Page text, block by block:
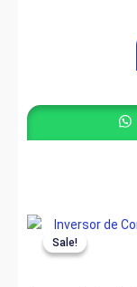
Sale!
Sale!